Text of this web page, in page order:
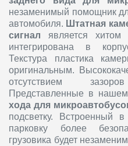
незаменимый помощник
автомобиля. Штатная
сигнал является хитом
интегрирована в
Текстура пластика
оригинальным.
отсутствием
Представленные в нашем
хода для
подсветку. Встроенный
парковку более
грузовика будет